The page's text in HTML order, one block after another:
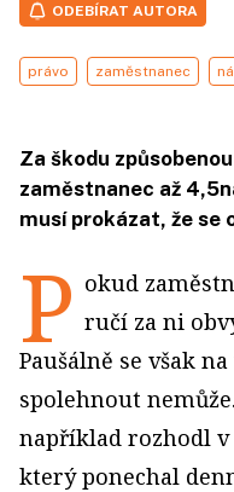
ODEBÍRAT AUTORA
právo zaměstnanec
Za škodu
zaměstnanec až
musí prokázat, že se
P okud
ručí za ni
Paušálně se však
spolehnout
například rozhodl
který ponechal